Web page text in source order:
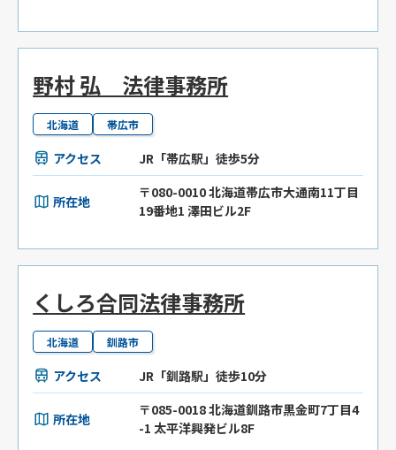
野村 弘 法律事務所
北海道 帯広市
アクセス JR「帯広駅」徒歩5分
所在地
〒080-0010 北海道帯広市大通南11丁目
19番地1 澤田ビル2F
くしろ合同法律事務所
北海道 釧路市
アクセス JR「釧路駅」徒歩10分
所在地
〒085-0018 北海道釧路市黒金町7丁目4
-1 太平洋興発ビル8F